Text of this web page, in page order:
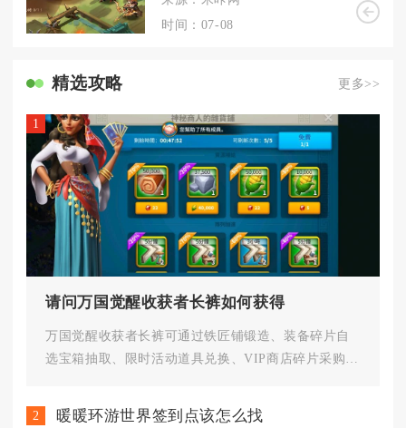
时间：07-08
精选攻略 更多>>
1
请问万国觉醒收获者长裤如何获得
万国觉醒收获者长裤可通过铁匠铺锻造、装备碎片自
选宝箱抽取、限时活动道具兑换、VIP商店碎片采购四
2 暖暖环游世界签到点该怎么找